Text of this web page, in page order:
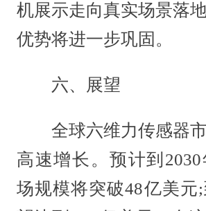
机展示走向真实场景落
优势将进一步巩固。
六、展望
全球六维力传感器市
高速增长。预计到
场规模将突破48亿美元